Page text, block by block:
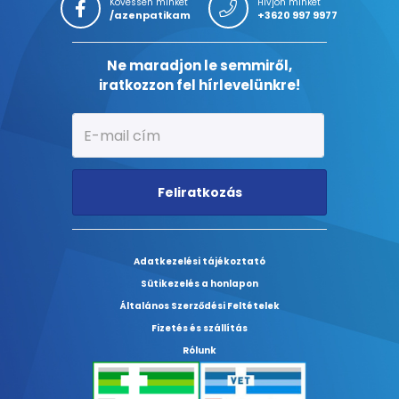
/azenpatikam +3620 997 9977
Ne maradjon le semmiről,
iratkozzon fel hírlevelünkre!
Feliratkozás
Adatkezelési tájékoztató
Sütikezelés a honlapon
Általános Szerződési Feltételek
Fizetés és szállítás
Rólunk